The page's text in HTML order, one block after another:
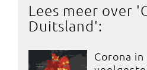
Lees meer over '
Duitsland':
Corona